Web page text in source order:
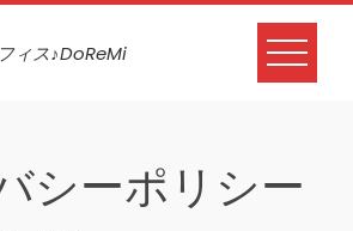
ィス♪DoReMi
シーポリシー